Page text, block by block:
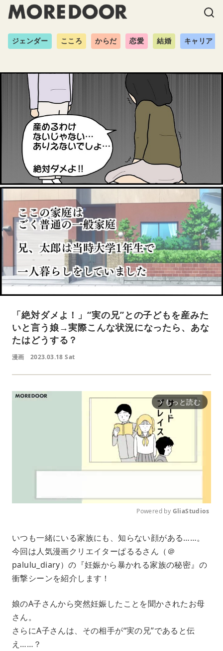
ジェンダー こころ からだ 恋愛 結婚 キャリア
「絶対ダメよ！」“実の兄”との子どもを産みた
いと言う娘→実際こんな状況になったら、あな
たはどうする？
漫画 2023.03.18 Sat
arrow_forward_ios もっと読む
u
e
Powered by GliaStudios
いつも一緒にいる家族にも、知らない顔がある……。
今回は人気漫画クリエイターぱるるさん（＠
palulu_diary）の『妊娠から暴かれる家族の秘密』の
衝撃シーンを紹介します！
娘のA子さんから突然妊娠したことを聞かされたお母
さん。
さらにA子さんは、その相手が“実の兄”であると伝
え……？